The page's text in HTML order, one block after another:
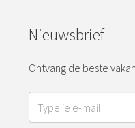
Nieuwsbrief
Ontvang de beste